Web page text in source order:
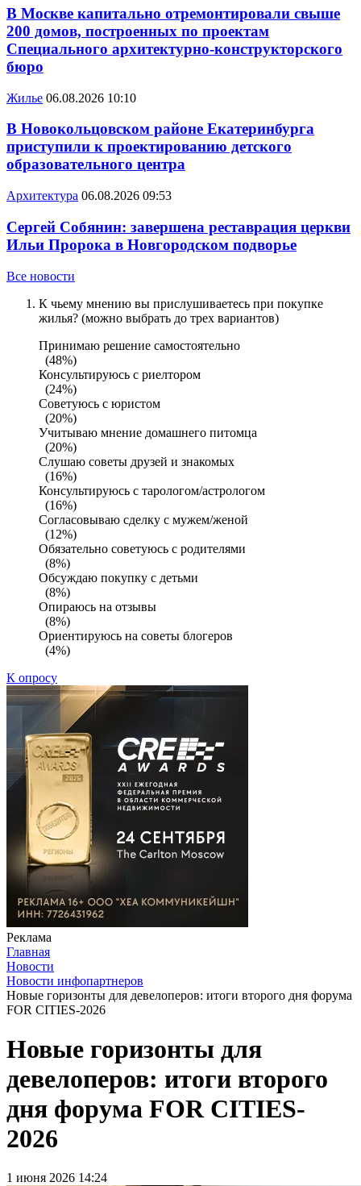
В Москве капитально отремонтировали свыше
200 домов, построенных по проектам
Специального архитектурно-конструкторского
бюро
Жилье 06.08.2026 10:10
В Новокольцовском районе Екатеринбурга
приступили к проектированию детского
образовательного центра
Архитектура 06.08.2026 09:53
Сергей Собянин: завершена реставрация церкви
Ильи Пророка в Новгородском подворье
Все новости
К чьему мнению вы прислушиваетесь при покупке
жилья? (можно выбрать до трех вариантов)
Принимаю решение самостоятельно
(48%)
Консультируюсь с риелтором
(24%)
Советуюсь с юристом
(20%)
Учитываю мнение домашнего питомца
(20%)
Слушаю советы друзей и знакомых
(16%)
Консультируюсь с тарологом/астрологом
(16%)
Согласовываю сделку с мужем/женой
(12%)
Обязательно советуюсь с родителями
(8%)
Обсуждаю покупку с детьми
(8%)
Опираюсь на отзывы
(8%)
Ориентируюсь на советы блогеров
(4%)
К опросу
Реклама
Главная
Новости
Новости инфопартнеров
Новые горизонты для девелоперов: итоги второго дня форума
FOR CITIES-2026
Новые горизонты для
девелоперов: итоги второго
дня форума FOR CITIES-
2026
1 июня 2026 14:24